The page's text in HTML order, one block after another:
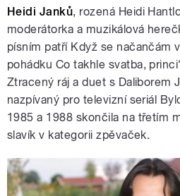
Heidi Janků, rozená Heidi
moderátorka a muzikálová
písním patří Když se načančám
pohádku Co takhle svatba,
Ztracený ráj a duet s Daliborem
nazpívaný pro televizní seriál
1985 a 1988 skončila na třetím
slavík v kategorii zpěvaček.